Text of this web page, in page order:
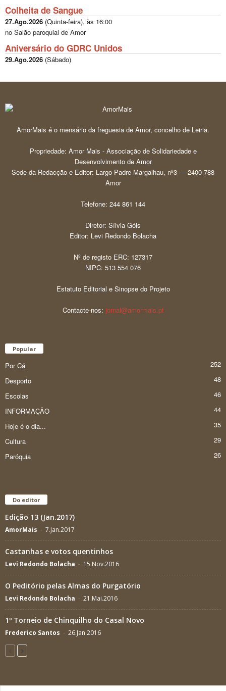
Colheita de Sangue
27.Ago.2026 (Quinta-feira), às 16:00
no Salão paroquial de Amor
Aniversário do GDRC Unidos
29.Ago.2026 (Sábado)
AmorMais é o mensário da freguesia de Amor, concelho de Leiria.
Propriedade: Amor Mais - Associação de Solidariedade e
Desenvolvimento de Amor
Sede da Redacção e Editor: Largo Padre Margalhau, nº3 — 2400-788
Amor
Telefone: 244 861 144
Diretor: Sílvia Góis
Editor: Levi Redondo Bolacha
Nº de registo ERC: 127317
NIPC: 513 554 076
Estatuto Editorial e Sinopse do Projeto
Contacte-nos: jornal@amormais.pt
Popular
Por Cá
252
Desporto
48
Escolas
46
INFORMAÇÃO
44
Hoje é o dia...
35
Cultura
29
Paróquia
26
Do editor
Edição 13 (Jan.2017)
AmorMais - 7.Jan.2017
Castanhas e votos quentinhos
Levi Redondo Bolacha - 15.Nov.2016
O Peditório pelas Almas do Purgatório
Levi Redondo Bolacha - 21.Mai.2016
1º Torneio de Chinquilho do Casal Novo
Frederico Santos - 26.Jan.2016